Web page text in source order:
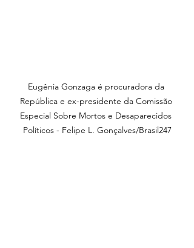
Eugênia Gonzaga é procuradora da
República e ex-presidente da Comissão
Especial Sobre Mortos e Desaparecidos
Políticos - Felipe L. Gonçalves/Brasil247